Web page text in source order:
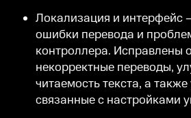
Локализация и интерфейс
ошибки перевода и
контроллера. Исправлены
некорректные переводы,
читаемость текста, а
связанные с настройками